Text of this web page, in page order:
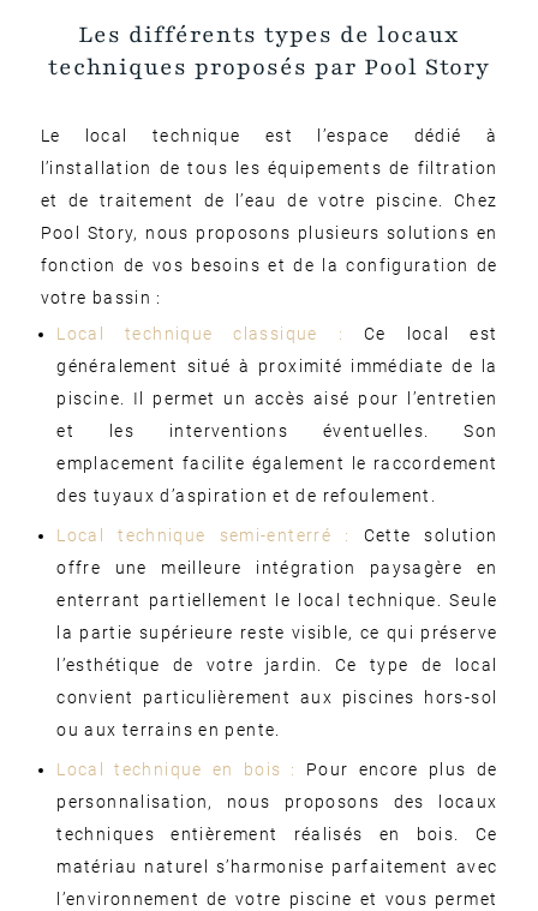
Les différents types de locaux
techniques proposés par Pool Story
Le local technique est l’espace dédié à
l’installation de tous les équipements de filtration
et de traitement de l’eau de votre piscine. Chez
Pool Story, nous proposons plusieurs solutions en
fonction de vos besoins et de la configuration de
votre bassin :
Local technique classique :
Ce local est
généralement situé à proximité immédiate de la
piscine. Il permet un accès aisé pour l’entretien
et les interventions éventuelles. Son
emplacement facilite également le raccordement
des tuyaux d’aspiration et de refoulement.
Local technique semi-enterré :
Cette solution
offre une meilleure intégration paysagère en
enterrant partiellement le local technique. Seule
la partie supérieure reste visible, ce qui préserve
l’esthétique de votre jardin. Ce type de local
convient particulièrement aux piscines hors-sol
ou aux terrains en pente.
Local technique en bois :
Pour encore plus de
personnalisation, nous proposons des locaux
techniques entièrement réalisés en bois. Ce
matériau naturel s’harmonise parfaitement avec
l’environnement de votre piscine et vous permet